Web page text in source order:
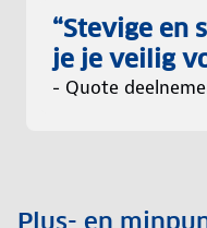
“Stevige en
je je veilig
- Quote